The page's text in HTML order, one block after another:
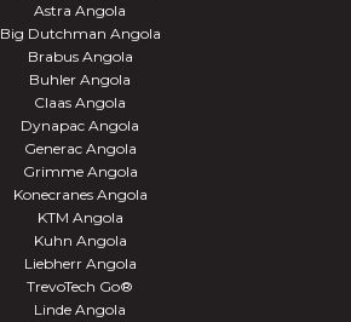
Astra Angola
Big Dutchman Angola
Brabus Angola
Buhler Angola
Claas Angola
Dynapac Angola
Generac Angola
Grimme Angola
Konecranes Angola
KTM Angola
Kuhn Angola
Liebherr Angola
TrevoTech Go®
Linde Angola